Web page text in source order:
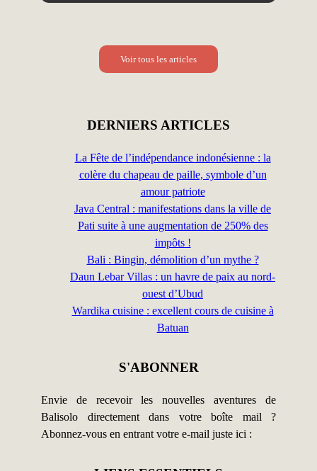
Voir tous les articles
DERNIERS ARTICLES
La Fête de l’indépendance indonésienne : la
colère du chapeau de paille, symbole d’un
amour patriote
Java Central : manifestations dans la ville de
Pati suite à une augmentation de 250% des
impôts !
Bali : Bingin, démolition d’un mythe ?
Daun Lebar Villas : un havre de paix au nord-
ouest d’Ubud
Wardika cuisine : excellent cours de cuisine à
Batuan
S'ABONNER
Envie de recevoir les nouvelles aventures de
Balisolo directement dans votre boîte mail ?
Abonnez-vous en entrant votre e-mail juste ici :